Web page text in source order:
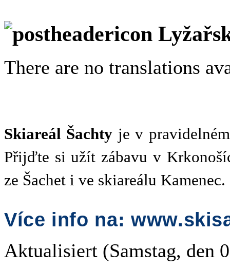
There are no translations
Skiareál Šachty je v
Přijďte si užít zábavu v
ze Šachet i ve skiareálu Kamenec.
Více info na:
Aktualisiert (Samstag, den